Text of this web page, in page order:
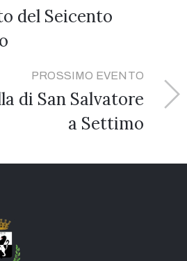
del Seicento
PROSSIMO EVENTO
di San Salvatore
a Settimo